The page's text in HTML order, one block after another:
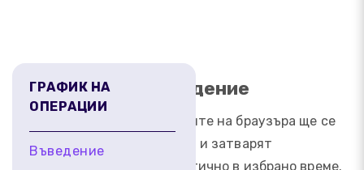
ГРАФИК НА
ОПЕРАЦИИ
Въведение
Въведение
Разделите на браузъра ще се
отварят и затварят
автоматично в избрано време.